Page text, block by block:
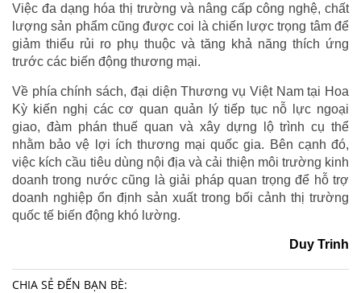
Việc đa dạng hóa thị trường và nâng cấp công nghệ, chất
lượng sản phẩm cũng được coi là chiến lược trọng tâm để
giảm thiểu rủi ro phụ thuộc và tăng khả năng thích ứng
trước các biến động thương mại.
Về phía chính sách, đại diện Thương vụ Việt Nam tại Hoa
Kỳ kiến nghị các cơ quan quản lý tiếp tục nỗ lực ngoại
giao, đàm phán thuế quan và xây dựng lộ trình cụ thể
nhằm bảo vệ lợi ích thương mại quốc gia. Bên cạnh đó,
việc kích cầu tiêu dùng nội địa và cải thiện môi trường kinh
doanh trong nước cũng là giải pháp quan trọng để hỗ trợ
doanh nghiệp ổn định sản xuất trong bối cảnh thị trường
quốc tế biến động khó lường.
Duy Trinh
CHIA SẺ ĐẾN BẠN BÈ: